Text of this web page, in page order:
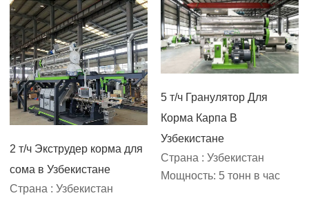
2 т/ч Экструдер корма для
сома в Узбекистане
Страна : Узбекистан
5 т/ч Гранулятор Для
Корма Карпа В
Узбекистане
Страна : Узбекистан
Мощность: 5 тонн в час